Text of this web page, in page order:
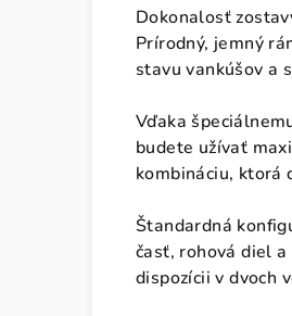
Dokonalosť
Prírodný, jemný
stavu vankúšov a
Vďaka
budete užívať
kombináciu, ktorá
Štandardná
časť, rohová diel
dispozícii v dvoch